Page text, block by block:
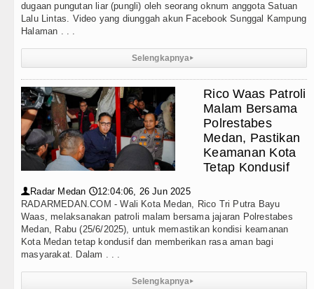
Jalan Penggerak Ekonomi Mulai Dibenahi
Perkuat Karakter Anak Sejak dari Keluarga
Surati SMPN 1 Batang Angkola
Bukan Karena Penyimpangan Seksual
Hadapi Ancam Hukuman Mati
Swedia 8 Agustus 2026 Pukul 22.00 WIB
Perth Sabtu 8 Agustus 2026 Pukul 18.00 WIB
Minggu 9 Agustus 2026 di Hungaria Pukul 00.00
Revitalisasi TK Kemala Bhayangkari 11
dugaan pungutan liar (pungli) oleh seorang oknum anggota Satuan
Lalu Lintas. Video yang diunggah akun Facebook Sunggal Kampung
Halaman . . .
Selengkapnya▸
Rico Waas Patroli
Malam Bersama
Polrestabes
Medan, Pastikan
Keamanan Kota
Tetap Kondusif
👤 Radar Medan 🕔12:04:06, 26 Jun 2025
RADARMEDAN.COM - Wali Kota Medan, Rico Tri Putra Bayu
Waas, melaksanakan patroli malam bersama jajaran Polrestabes
Medan, Rabu (25/6/2025), untuk memastikan kondisi keamanan
Kota Medan tetap kondusif dan memberikan rasa aman bagi
masyarakat. Dalam . . .
Selengkapnya▸